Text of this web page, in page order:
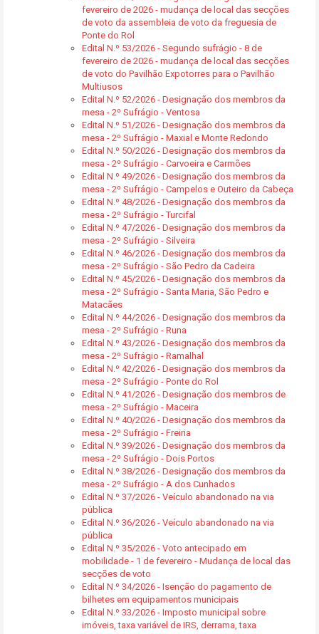
fevereiro de 2026 - mudança de local das secções
de voto da assembleia de voto da freguesia de
Ponte do Rol
Edital N.º 53/2026 - Segundo sufrágio - 8 de
fevereiro de 2026 - mudança de local das secções
de voto do Pavilhão Expotorres para o Pavilhão
Multiusos
Edital N.º 52/2026 - Designação dos membros da
mesa - 2º Sufrágio - Ventosa
Edital N.º 51/2026 - Designação dos membros da
mesa - 2º Sufrágio - Maxial e Monte Redondo
Edital N.º 50/2026 - Designação dos membros da
mesa - 2º Sufrágio - Carvoeira e Carmões
Edital N.º 49/2026 - Designação dos membros da
mesa - 2º Sufrágio - Campelos e Outeiro da Cabeça
Edital N.º 48/2026 - Designação dos membros da
mesa - 2º Sufrágio - Turcifal
Edital N.º 47/2026 - Designação dos membros da
mesa - 2º Sufrágio - Silveira
Edital N.º 46/2026 - Designação dos membros da
mesa - 2º Sufrágio - São Pedro da Cadeira
Edital N.º 45/2026 - Designação dos membros da
mesa - 2º Sufrágio - Santa Maria, São Pedro e
Matacães
Edital N.º 44/2026 - Designação dos membros da
mesa - 2º Sufrágio - Runa
Edital N.º 43/2026 - Designação dos membros da
mesa - 2º Sufrágio - Ramalhal
Edital N.º 42/2026 - Designação dos membros da
mesa - 2º Sufrágio - Ponte do Rol
Edital N.º 41/2026 - Designação dos membros de
mesa - 2º Sufrágio - Maceira
Edital N.º 40/2026 - Designação dos membros da
mesa - 2º Sufrágio - Freiria
Edital N.º 39/2026 - Designação dos membros da
mesa - 2º Sufrágio - Dois Portos
Edital N.º 38/2026 - Designação dos membros da
mesa - 2º Sufrágio - A dos Cunhados
Edital N.º 37/2026 - Veículo abandonado na via
pública
Edital N.º 36/2026 - Veículo abandonado na via
pública
Edital N.º 35/2026 - Voto antecipado em
mobilidade - 1 de fevereiro - Mudança de local das
secções de voto
Edital N.º 34/2026 - Isenção do pagamento de
bilhetes em equipamentos municipais
Edital N.º 33/2026 - Imposto municipal sobre
imóveis, taxa variável de IRS, derrama, taxa